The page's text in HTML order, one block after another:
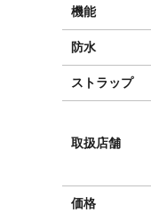
機能
防水
ストラップ
取扱店舗
価格